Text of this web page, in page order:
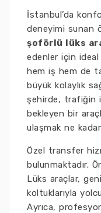
İstanbul’da
deneyimi sunan
şoförlü lüks
edenler için
hem iş hem de
büyük kolaylık
şehirde, trafiğin
bekleyen bir
ulaşmak ne
Özel transfer
bulunmaktadır.
Lüks araçlar,
koltuklarıyla
Ayrıca,